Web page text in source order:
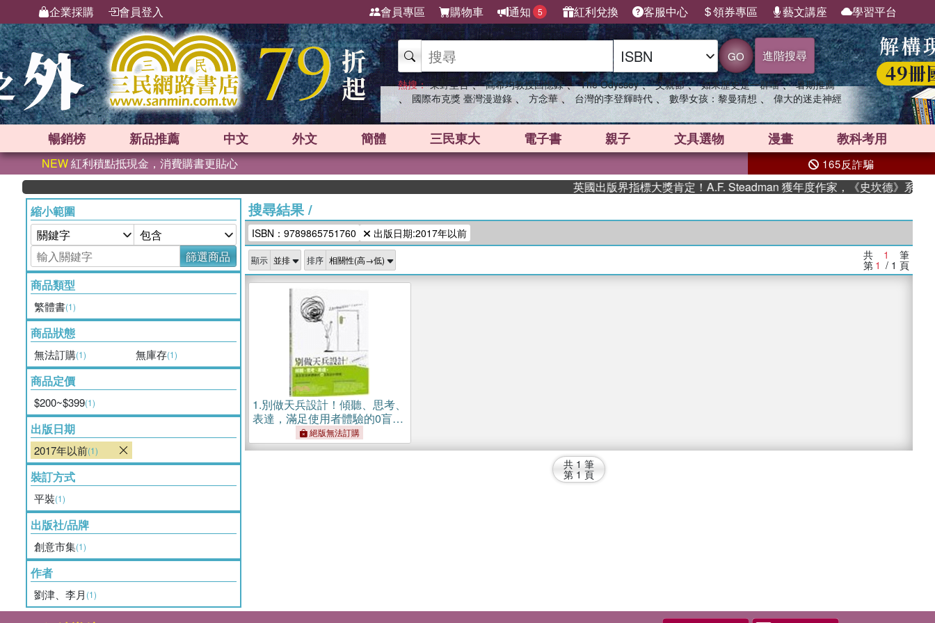
企業採購 會員登入 會員專區 購物車 通知 5 紅利兌換 客服中心 領券專區 藝文講座 學習平台
GO 進階搜尋
熱搜： 東野圭吾 、 高希均教授回憶錄 、 The Odyssey 、 父親節 、 如果歷史是一群喵 、 暑期推薦
、 國際布克獎 臺灣漫遊錄 、 方念華 、 台灣的李登輝時代 、 數學女孩：黎曼猜想 、 偉大的迷走神經
暢銷榜 新品推薦 中文 外文 簡體 三民東大 電子書 親子 文具選物 漫畫 教科考用
NEW紅利積點抵現金，消費購書更貼心 165反詐騙
英國出版界指標大獎肯定！A.F. Steadman 獲年度作家，《史坎德》系列帶
縮小範圍
篩選商品
商品類型
繁體書(1)
商品狀態
無法訂購(1) 無庫存(1)
商品定價
$200~$399(1)
出版日期
2017年以前(1)
裝訂方式
平裝(1)
出版社/品牌
創意市集(1)
作者
劉津、李月 (1)
搜尋結果/
ISBN：9789865751760 出版日期:2017年以前
顯示 排序 共 1 筆
第 1 / 1 頁
1.別做天兵設計！傾聽、思考、
表達，滿足使用者體驗的0盲點
絕版無法訂購
共 1 筆
第 1 頁